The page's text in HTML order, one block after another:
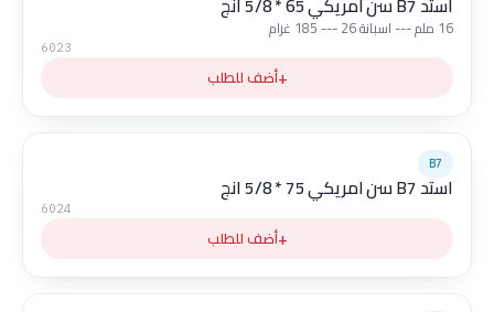
16 ملم --- اسبانة 26 --- 185 غرام
6023
+أضف للطلب
B7
استد B7 سن امريكي 75 * 5/8 انج
6024
+أضف للطلب